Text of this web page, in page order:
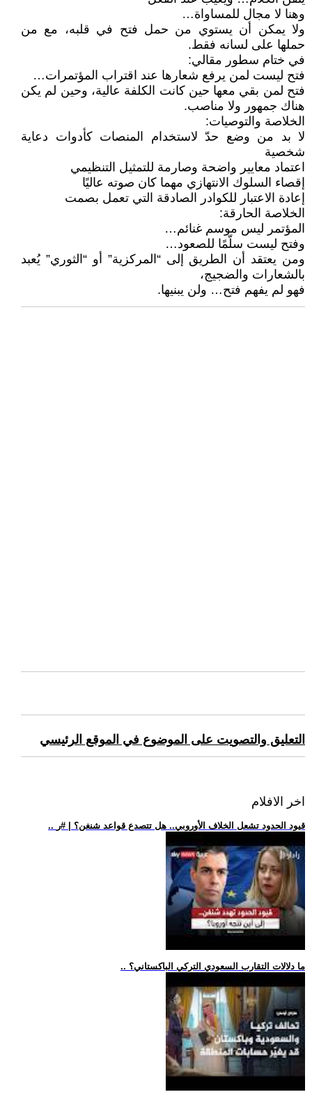
وهنا لا مجال للمساواة…
ولا يمكن أن يستوي من حمل فتح في قلبه، مع من
حملها على لسانه فقط.
في ختام سطور مقالي:
فتح ليست لمن يرفع شعارها عند اقتراب المؤتمرات…
فتح لمن بقي معها حين كانت الكلفة عالية، وحين لم يكن
هناك جمهور ولا مناصب.
الخلاصة والتوصيات:
لا بد من وضع حدّ لاستخدام المنصات كأدوات دعاية
شخصية
اعتماد معايير واضحة وصارمة للتمثيل التنظيمي
إقصاء السلوك الانتهازي مهما كان صوته عاليًا
إعادة الاعتبار للكوادر الصادقة التي تعمل بصمت
الخلاصة الحارقة:
المؤتمر ليس موسم غنائم…
وفتح ليست سلّمًا للصعود…
ومن يعتقد أن الطريق إلى “المركزية” أو “الثوري” يُعبد
بالشعارات والضجيج،
فهو لم يفهم فتح… ولن يبنيها.
التعليق والتصويت على الموضوع في الموقع الرئيسي
اخر الافلام
.. قيود الحدود تشعل الخلاف الأوروبي.. هل تتصدع قواعد شنغن؟ | #ر
.. ما دلالات التقارب السعودي التركي الباكستاني؟